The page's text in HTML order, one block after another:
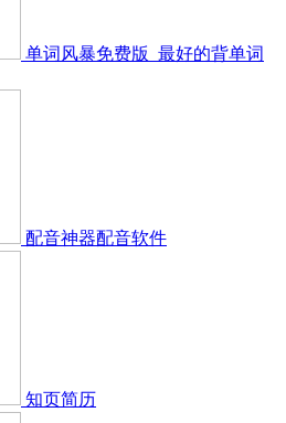
单词风暴免费版_最好的背单词
配音神器配音软件
知页简历